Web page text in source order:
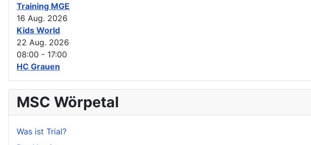
Training MGE
16 Aug. 2026
Kids World
22 Aug. 2026
08:00 - 17:00
HC Grauen
MSC Wörpetal
Was ist Trial?